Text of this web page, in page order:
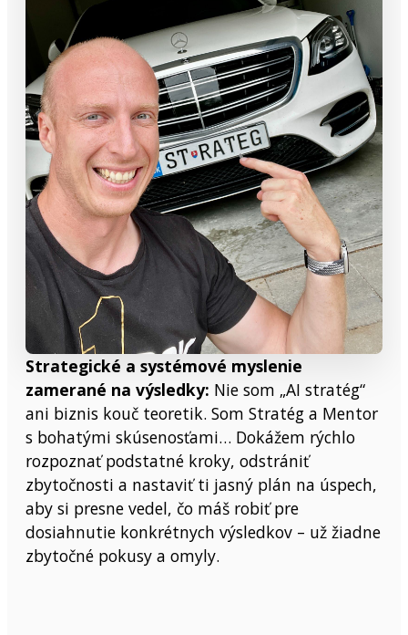
Strategické a systémové myslenie
zamerané na výsledky: Nie som „AI stratég“
ani biznis kouč teoretik. Som Stratég a Mentor
s bohatými skúsenosťami… Dokážem rýchlo
rozpoznať podstatné kroky, odstrániť
zbytočnosti a nastaviť ti jasný plán na úspech,
aby si presne vedel, čo máš robiť pre
dosiahnutie konkrétnych výsledkov – už žiadne
zbytočné pokusy a omyly.